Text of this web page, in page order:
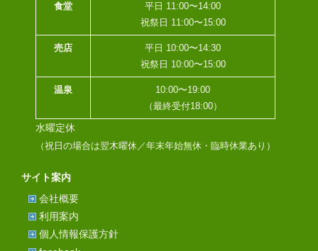
食堂
平日 11:00〜14:00
祝祭日 11:00〜15:00
売店
平日 10:00〜14:30
祝祭日 10:00〜15:00
温泉
10:00〜19:00
（最終受付18:00）
水曜定休
（祝日の場合は翌木曜休／年末年始無休・臨時休業あり）
サイト案内
会社概要
利用案内
個人情報保護方針